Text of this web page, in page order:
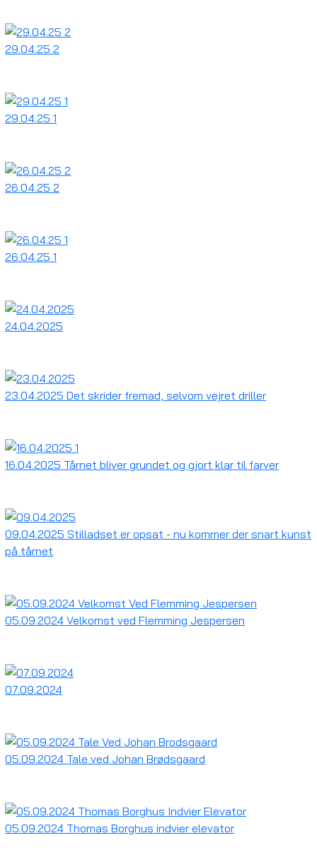
29.04.25 2
29.04.25 1
26.04.25 2
26.04.25 1
24.04.2025
23.04.2025 Det skrider fremad, selvom vejret driller
16.04.2025 Tårnet bliver grundet og gjort klar til farver
09.04.2025 Stilladset er opsat - nu kommer der snart kunst
på tårnet
05.09.2024 Velkomst ved Flemming Jespersen
07.09.2024
05.09.2024 Tale ved Johan Brødsgaard
05.09.2024 Thomas Borghus indvier elevator